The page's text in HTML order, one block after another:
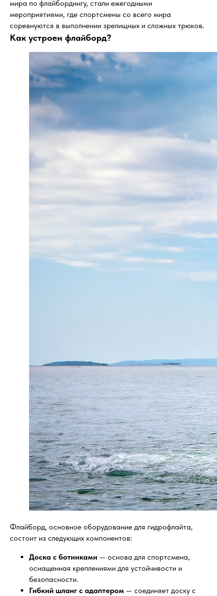
мира по флайбордингу, стали ежегодными
мероприятиями, где спортсмены со всего мира
соревнуются в выполнении зрелищных и сложных трюков.
Как устроен флайборд?
Флайборд, основное оборудование для гидрофлайта,
состоит из следующих компонентов:
Доска с ботинками — основа для спортсмена,
оснащенная креплениями для устойчивости и
безопасности.
Гибкий шланг с адаптером — соединяет доску с